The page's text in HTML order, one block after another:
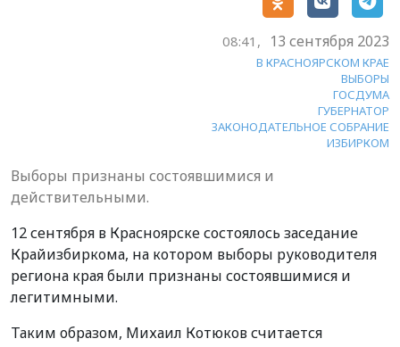
08:41, 13 сентября 2023
В КРАСНОЯРСКОМ КРАЕ
ВЫБОРЫ
ГОСДУМА
ГУБЕРНАТОР
ЗАКОНОДАТЕЛЬНОЕ СОБРАНИЕ
ИЗБИРКОМ
Выборы признаны состоявшимися и
действительными.
12 сентября в Красноярске состоялось заседание
Крайизбиркома, на котором выборы руководителя
региона края были признаны состоявшимися и
легитимными.
Таким образом, Михаил Котюков считается